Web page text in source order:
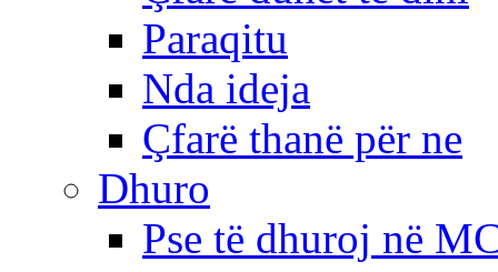
Paraqitu
Nda ideja
Çfarë thanë për ne
Dhuro
Pse të dhuroj në